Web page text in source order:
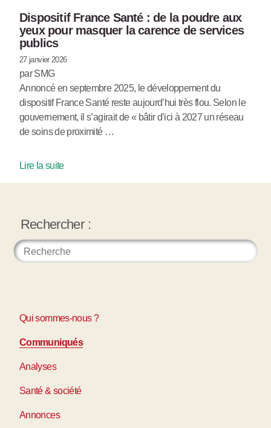
Dispositif France Santé : de la poudre aux
yeux pour masquer la carence de services
publics
27 janvier 2026
par SMG
Annoncé en septembre 2025, le développement du
dispositif France Santé reste aujourd’hui très flou. Selon le
gouvernement, il s’agirait de « bâtir d’ici à 2027 un réseau
de soins de proximité …
Lire la suite
Rechercher :
Qui sommes-nous ?
Communiqués
Analyses
Santé & société
Annonces